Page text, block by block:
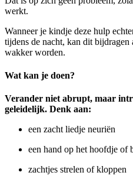
werkt.
Wanneer je kindje deze hulp
tijdens de nacht, kan dit bijdragen
wakker worden.
Wat kan je doen?
Verander niet abrupt, maar
geleidelijk. Denk aan:
een zacht liedje neuriën
een hand op het hoofdje of
zachtjes strelen of kloppen